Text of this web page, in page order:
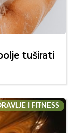
tuširati
I FITNESS